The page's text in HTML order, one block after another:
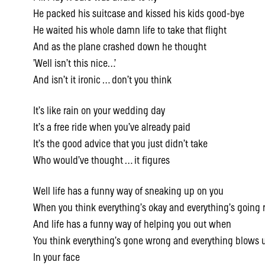
He packed his suitcase and kissed his kids good-bye
He waited his whole damn life to take that flight
And as the plane crashed down he thought
’Well isn’t this nice…’
And isn’t it ironic … don’t you think
It’s like rain on your wedding day
It’s a free ride when you’ve already paid
It’s the good advice that you just didn’t take
Who would’ve thought … it figures
Well life has a funny way of sneaking up on you
When you think everything’s okay and everything’s going
And life has a funny way of helping you out when
You think everything’s gone wrong and everything blows
In your face